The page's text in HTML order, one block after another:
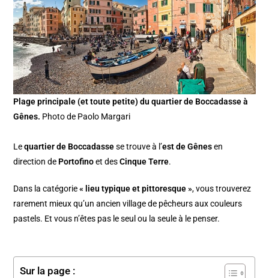
Plage principale (et toute petite) du quartier de Boccadasse à
Gênes. Photo de Paolo Margari
Lequartier de Boccadassese trouve à l’est de Gênesen
direction de Portofinoet desCinque Terre.
Dans la catégorie« lieu typique et pittoresque », vous trouverez
rarement mieux qu’un ancien village de pêcheurs aux couleurs
pastels. Et vous n’êtes pas le seul ou la seule à le penser.
Sur la page :